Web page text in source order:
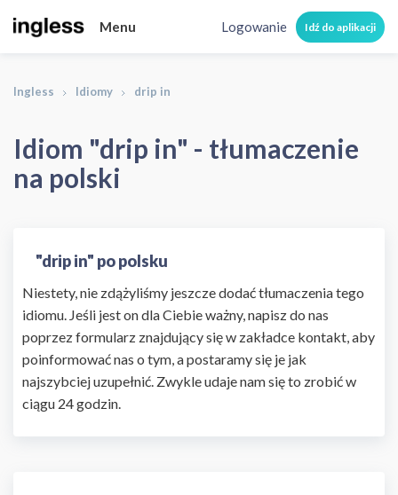
Menu Logowanie Idź do aplikacji
Ingless Idiomy drip in
Idiom "drip in" - tłumaczenie
na polski
"drip in" po polsku
Niestety, nie zdążyliśmy jeszcze dodać tłumaczenia tego
idiomu. Jeśli jest on dla Ciebie ważny, napisz do nas
poprzez formularz znajdujący się w zakładce kontakt, aby
poinformować nas o tym, a postaramy się je jak
najszybciej uzupełnić. Zwykle udaje nam się to zrobić w
ciągu 24 godzin.